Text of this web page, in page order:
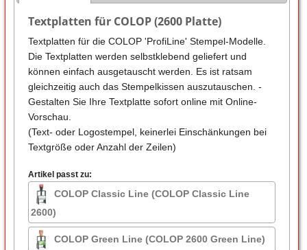
Textplatten für COLOP (2600 Platte)
Textplatten für die COLOP 'ProfiLine' Stempel-Modelle.
Die Textplatten werden selbstklebend geliefert und
können einfach ausgetauscht werden. Es ist ratsam
gleichzeitig auch das Stempelkissen auszutauschen. -
Gestalten Sie Ihre Textplatte sofort online mit Online-
Vorschau.
(Text- oder Logostempel, keinerlei Einschänkungen bei
Textgröße oder Anzahl der Zeilen)
Artikel passt zu:
COLOP Classic Line (COLOP Classic Line
2600)
COLOP Green Line (COLOP 2600 Green Line)